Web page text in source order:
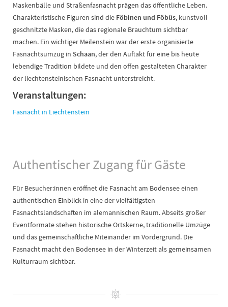
Maskenbälle und Straßenfasnacht prägen das öffentliche Leben.
Charakteristische Figuren sind die Föbinen und Föbüs, kunstvoll
geschnitzte Masken, die das regionale Brauchtum sichtbar
machen. Ein wichtiger Meilenstein war der erste organisierte
Fasnachtsumzug in Schaan, der den Auftakt für eine bis heute
lebendige Tradition bildete und den offen gestalteten Charakter
der liechtensteinischen Fasnacht unterstreicht.
Veranstaltungen:
Fasnacht in Liechtenstein
Authentischer Zugang für Gäste
Für Besucher:innen eröffnet die Fasnacht am Bodensee einen
authentischen Einblick in eine der vielfältigsten
Fasnachtslandschaften im alemannischen Raum. Abseits großer
Eventformate stehen historische Ortskerne, traditionelle Umzüge
und das gemeinschaftliche Miteinander im Vordergrund. Die
Fasnacht macht den Bodensee in der Winterzeit als gemeinsamen
Kulturraum sichtbar.